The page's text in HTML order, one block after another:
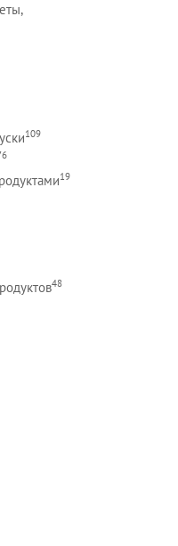
109
19
48